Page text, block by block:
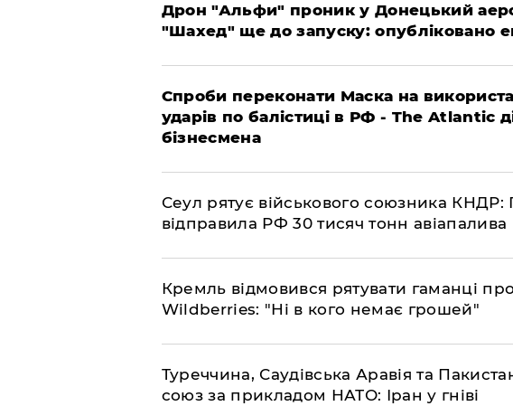
​Дрон "Альфи" проник у Донецький
"Шахед" ще до запуску: опубліковано
​Спроби переконати Маска на
ударів по балістиці в РФ - The Atlantic
бізнесмена
​Сеул рятує військового союзника КНДР:
відправила РФ 30 тисяч тонн авіапалива
​Кремль відмовився рятувати гаманці
Wildberries: "Ні в кого немає грошей"
​Туреччина, Саудівська Аравія та
союз за прикладом НАТО: Іран у гніві